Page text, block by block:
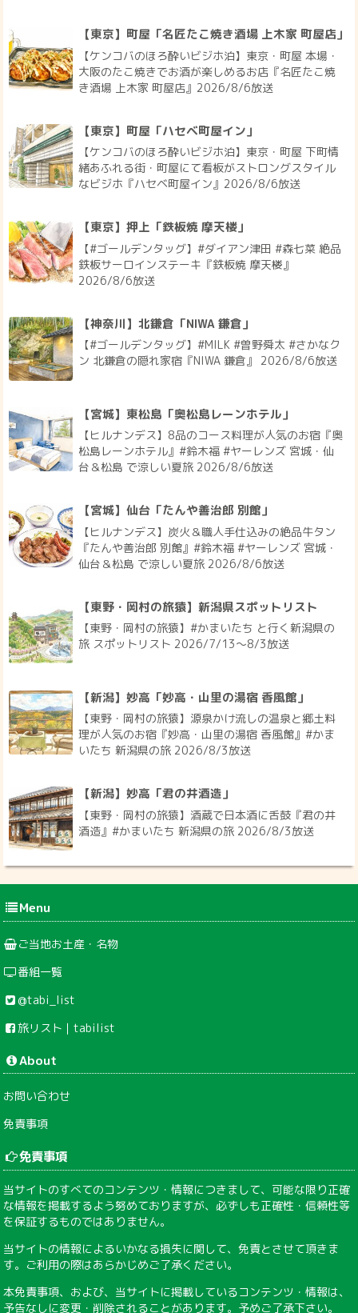
【東京】町屋「名匠たこ焼き酒場 上木家 町屋店」
【ケンコバのほろ酔いビジホ泊】東京・町屋 本場・
大阪のたこ焼きでお酒が楽しめるお店『名匠たこ焼
き酒場 上木家 町屋店』2026/8/6放送
【東京】町屋「ハセベ町屋イン」
【ケンコバのほろ酔いビジホ泊】東京・町屋 下町情
緒あふれる街・町屋にて看板がストロングスタイル
なビジホ『ハセベ町屋イン』2026/8/6放送
【東京】押上「鉄板焼 摩天楼」
【#ゴールデンタッグ】#ダイアン津田 #森七菜 絶品
鉄板サーロインステーキ『鉄板焼 摩天楼』
2026/8/6放送
【神奈川】北鎌倉「NIWA 鎌倉」
【#ゴールデンタッグ】#MILK #曽野舜太 #さかなク
ン 北鎌倉の隠れ家宿『NIWA 鎌倉』 2026/8/6放送
【宮城】東松島「奥松島レーンホテル」
【ヒルナンデス】8品のコース料理が人気のお宿『奥
松島レーンホテル』#鈴木福 #ヤーレンズ 宮城・仙
台＆松島 で涼しい夏旅 2026/8/6放送
【宮城】仙台「たんや善治郎 別館」
【ヒルナンデス】炭火＆職人手仕込みの絶品牛タン
『たんや善治郎 別館』#鈴木福 #ヤーレンズ 宮城・
仙台＆松島 で涼しい夏旅 2026/8/6放送
【東野・岡村の旅猿】新潟県スポットリスト
【東野・岡村の旅猿】#かまいたち と行く新潟県の
旅 スポットリスト 2026/7/13〜8/3放送
【新潟】妙高「妙高・山里の湯宿 香風館」
【東野・岡村の旅猿】源泉かけ流しの温泉と郷土料
理が人気のお宿『妙高・山里の湯宿 香風館』#かま
いたち 新潟県の旅 2026/8/3放送
【新潟】妙高「君の井酒造」
【東野・岡村の旅猿】酒蔵で日本酒に舌鼓『君の井
酒造』#かまいたち 新潟県の旅 2026/8/3放送
Menu
ご当地お土産・名物
番組一覧
@tabi_list
旅リスト｜tabilist
About
お問い合わせ
免責事項
免責事項
当サイトのすべてのコンテンツ・情報につきまして、可能な限り正確
な情報を掲載するよう努めておりますが、必ずしも正確性・信頼性等
を保証するものではありません。
当サイトの情報によるいかなる損失に関して、免責とさせて頂きま
す。ご利用の際はあらかじめご了承ください。
本免責事項、および、当サイトに掲載しているコンテンツ・情報は、
予告なしに変更・削除されることがあります。予めご了承下さい。